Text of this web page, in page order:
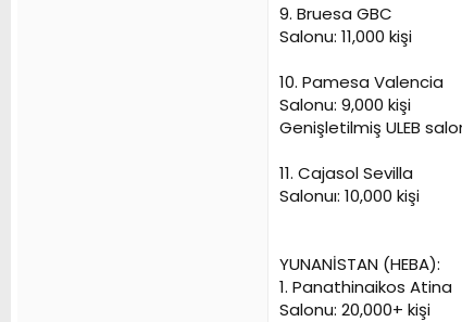
9. Bruesa GBC
Salonu: 11,000 kişi
10. Pamesa Valencia
Salonu: 9,000 kişi
Genişletilmiş ULEB
11. Cajasol Sevilla
Salonuı: 10,000 kişi
YUNANİSTAN (HEBA):
1. Panathinaikos Atina
Salonu: 20,000+ kişi